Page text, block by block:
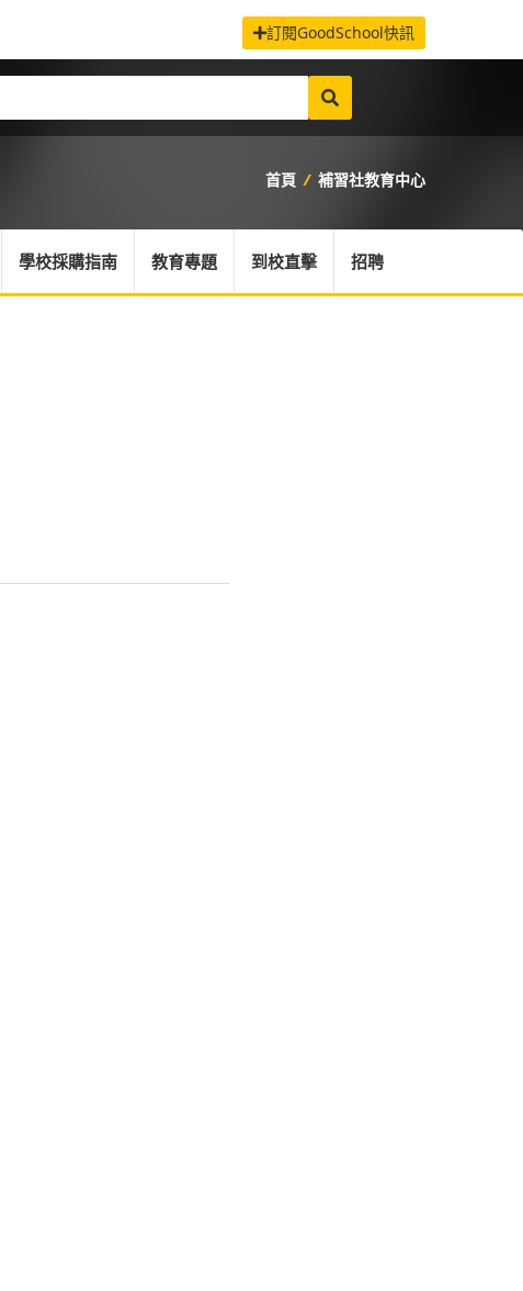
訂閱GoodSchool快訊
首頁 / 補習社教育中心
學校採購指南 教育專題 到校直擊 招聘